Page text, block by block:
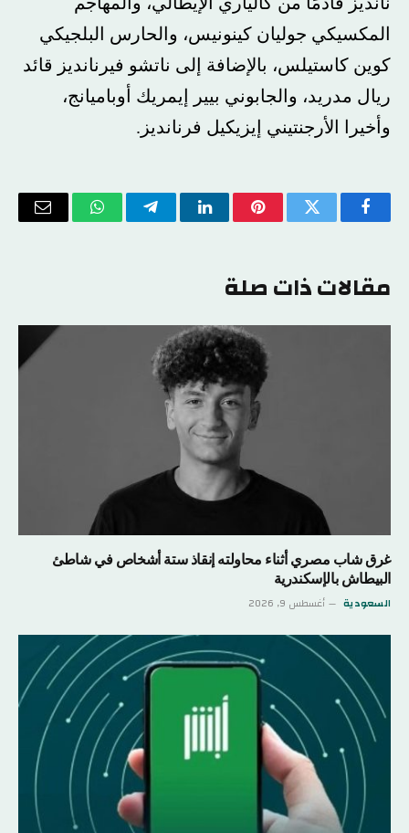
المكسيكي جوليان كينونيس، والحارس البلجيكي
كوين كاستيلس، بالإضافة إلى ناتشو فيرنانديز قائد
ريال مدريد، والجابوني بيير إيمريك أوباميانج،
وأخيرا الأرجنتيني إيزيكيل فرنانديز.
فيسبوكتويتر بينتيريستلينكدإن تيلقرام واتسابالبريد
مقالات ذات صلة
غرق شاب مصري أثناء محاولته إنقاذ ستة أشخاص في شاطئ
البيطاش بالإسكندرية
السعودية أغسطس 9, 2026